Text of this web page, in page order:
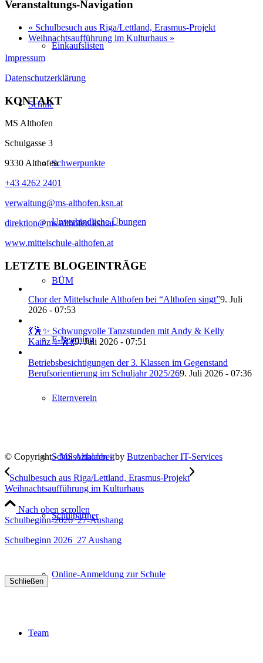
Einkaufslisten
Schule
Schwerpunkte
Unverbindliche Übungen
BÜM
E-Learning
Elternverein
Schulsozialarbeit
Schulpartner
Online-Anmeldung zur Schule
Team
Veranstaltungs-Navigation
« Schulbesuch aus Riga/Lettland, Erasmus-Projekt
Weihnachtsaufführung im Kulturhaus »
Impressum
Datenschutzerklärung
KONTAKT
MS Althofen
Schulgasse 3
9330 Althofen
+43 4262 2401
verwaltung@ms-althofen.ksn.at
direktion@ms-althofen.ksn.at
www.mittelschule-althofen.at
LETZTE BLOGEINTRÄGE
Chor der Mittelschule Althofen bei “Althofen singt”9. Juli
2026 - 07:53
💃🕺✨ Schwungvolle Tanzstunden mit Andy & Kelly
Kainz ✨🕺💃9. Juli 2026 - 07:51
Betriebsbesichtigungen der 3. Klassen im Gegenstand
Berufsorientierung im Schuljahr 2025/269. Juli 2026 - 07:36
© Copyright -MS Althofen- by Butzenbacher IT-Services
Schulbesuch aus Riga/Lettland, Erasmus-Projekt
Weihnachtsaufführung im Kulturhaus
Nach oben scrollen
Schulbeginn-2026_27-Aushang
Schulbeginn 2026_27 Aushang
Schließen